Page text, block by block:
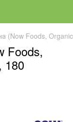
(Now Foods,
Foods,
180